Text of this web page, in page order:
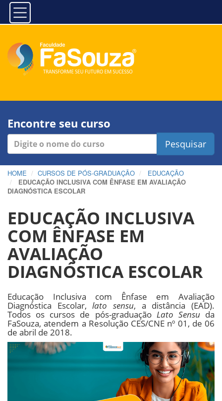
Encontre seu curso
Pesquisar
HOME CURSOS DE PÓS-GRADUAÇÃO
EDUCAÇÃO
EDUCAÇÃO INCLUSIVA COM ÊNFASE EM AVALIAÇÃO
DIAGNÓSTICA ESCOLAR
EDUCAÇÃO INCLUSIVA
COM ÊNFASE EM
AVALIAÇÃO
DIAGNÓSTICA ESCOLAR
Educação Inclusiva com Ênfase em Avaliação
Diagnóstica Escolar,lato sensu, a distância (EAD).
Todos os cursos de pós-graduação Lato Sensuda
FaSouza, atendem a Resolução CES/CNE nº 01, de 06
de abril de 2018.